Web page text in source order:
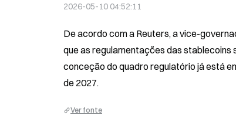
2026-05-10 04:52:11
De acordo com a Reuters, a vice-
que as regulamentações das stablecoins
conceção do quadro regulatório já está
de 2027.
Ver fonte